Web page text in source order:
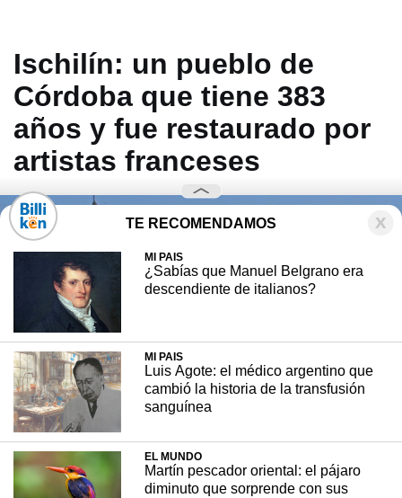
Ischilín: un pueblo de
Córdoba que tiene 383
años y fue restaurado por
artistas franceses
TE RECOMENDAMOS
MI PAIS
¿Sabías que Manuel Belgrano era
descendiente de italianos?
MI PAIS
Luis Agote: el médico argentino que
cambió la historia de la transfusión
sanguínea
EL MUNDO
Martín pescador oriental: el pájaro
diminuto que sorprende con sus